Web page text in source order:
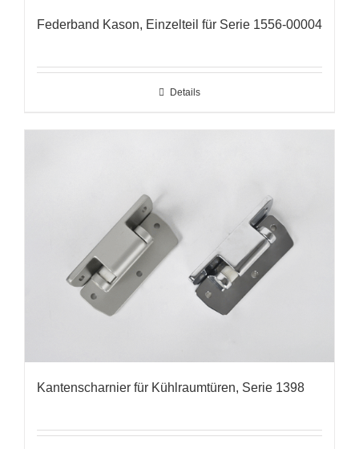
Federband Kason, Einzelteil für Serie 1556-00004
Details
Kantenscharnier für Kühlraumtüren, Serie 1398